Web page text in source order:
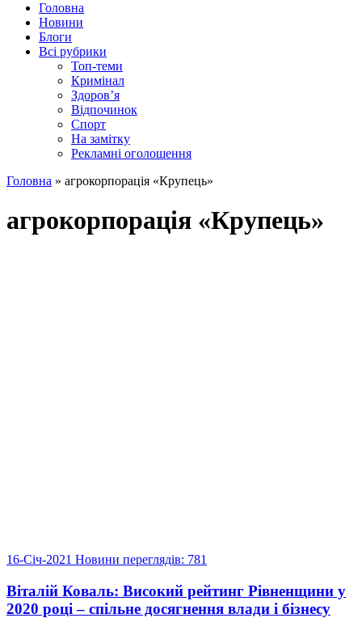
Головна
Новини
Блоги
Всі рубрики
Топ-теми
Кримінал
Здоров’я
Відпочинок
Спорт
На замітку
Рекламні оголошення
Головна » агрокорпорація «Крупець»
агрокорпорація «Крупець»
16-Січ-2021 Новини переглядів: 781
Віталій Коваль: Високий рейтинг Рівненщини у
2020 році – спільне досягнення влади і бізнесу